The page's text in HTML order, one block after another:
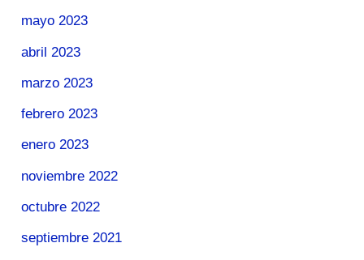
mayo 2023
abril 2023
marzo 2023
febrero 2023
enero 2023
noviembre 2022
octubre 2022
septiembre 2021